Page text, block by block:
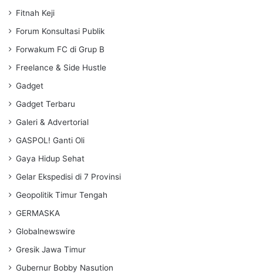
Fitnah Keji
Forum Konsultasi Publik
Forwakum FC di Grup B
Freelance & Side Hustle
Gadget
Gadget Terbaru
Galeri & Advertorial
GASPOL! Ganti Oli
Gaya Hidup Sehat
Gelar Ekspedisi di 7 Provinsi
Geopolitik Timur Tengah
GERMASKA
Globalnewswire
Gresik Jawa Timur
Gubernur Bobby Nasution